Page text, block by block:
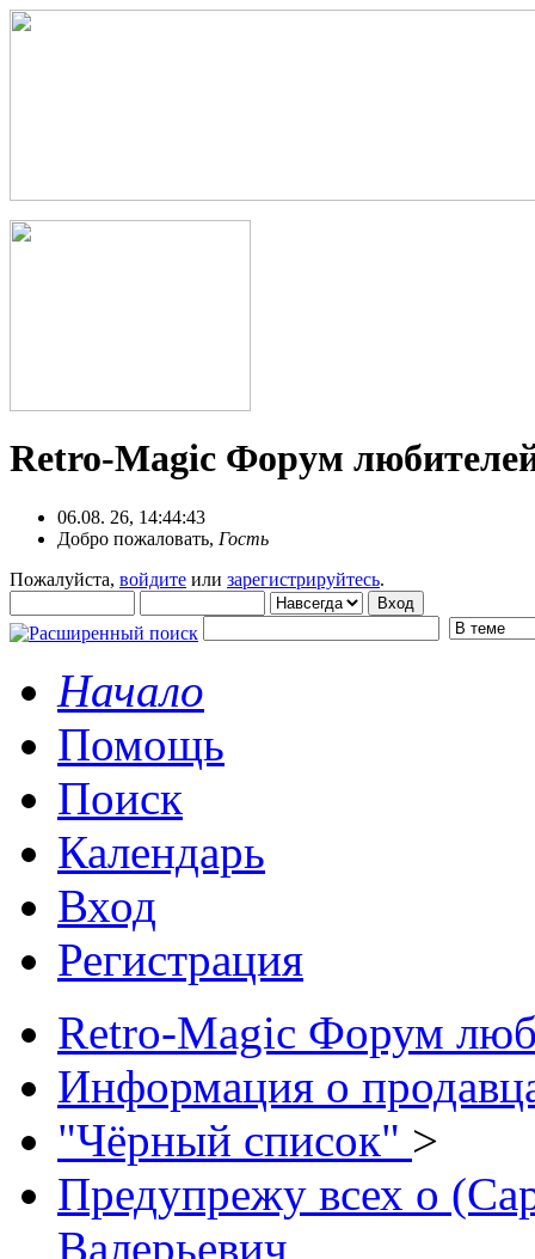
Retro-Magic Форум
06.08. 26, 14:44:43
Добро пожаловать, Гость
Пожалуйста, войдите или зарегистрируйтесь.
Начало
Помощь
Поиск
Календарь
Вход
Регистрация
Retro-Magic Форум
Информация о
"Чёрный список" >
Предупрежу всех о
Валерьевич